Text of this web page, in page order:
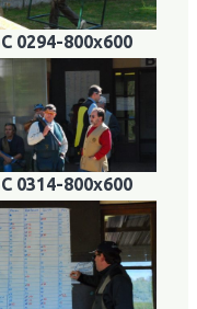
0294-800x600
0314-800x600